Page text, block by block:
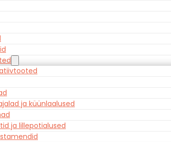
ja küünlaalused
ja lillepotialused